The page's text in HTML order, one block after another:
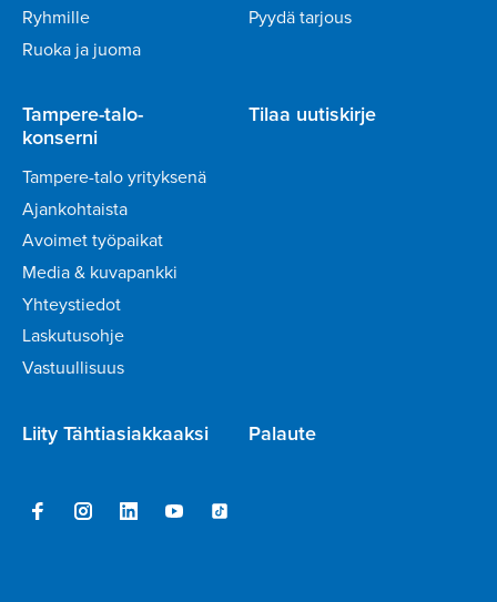
Ryhmille
Ruoka ja juoma
Pyydä tarjous
Tampere-talo-
konserni
Tampere-talo yrityksenä
Ajankohtaista
Avoimet työpaikat
Media & kuvapankki
Yhteystiedot
Laskutusohje
Vastuullisuus
Tilaa uutiskirje
Liity Tähtiasiakkaaksi Palaute